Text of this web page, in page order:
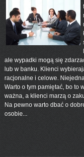
ale wypadki mogą się
lub w banku. Klienci
racjonalne i celowe.
Warto o tym pamiętać, bo to
ważna, a klienci marzą o
Na pewno warto dbać o
osobie...